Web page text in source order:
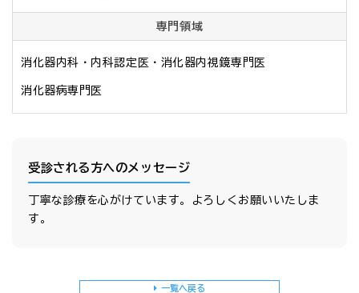
専門領域
消化器内科・内科認定医・消化器内視鏡専門医
消化器病専門医
受診される方へのメッセージ
丁寧な診療を心がけています。よろしくお願いいたしま
す。
一覧へ戻る